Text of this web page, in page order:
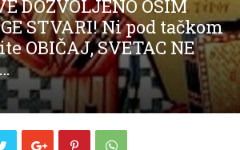
DOZVOLJENO OSIM
STVARI! Ni pod tačkom
OBIČAJ, SVETAC NE